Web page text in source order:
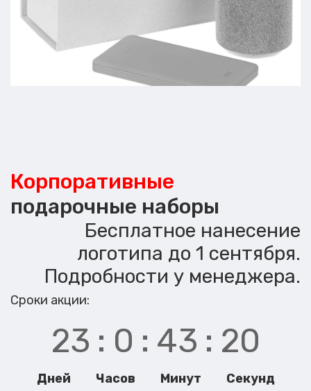
Корпоративные
подарочные наборы
Бесплатное нанесение
логотипа до 1 сентября.
Подробности у менеджера.
Сроки акции:
23 0 43 18
Дней Часов Минут Секунд